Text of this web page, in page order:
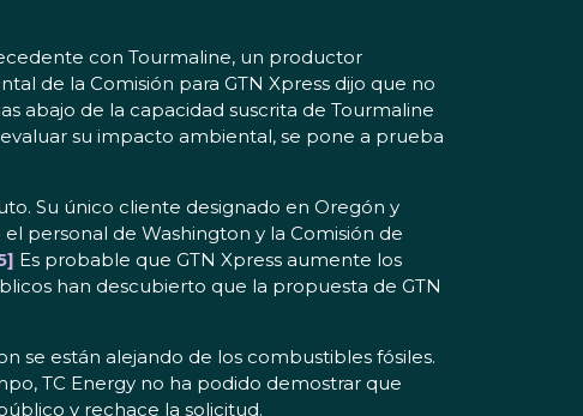
con Tourmaline, un productor
de la Comisión para GTN Xpress dijo que no
abajo de la capacidad suscrita de Tourmaline
su impacto ambiental, se pone a prueba
Su único cliente designado en Oregón y
personal de Washington y la Comisión de
Es probable que GTN Xpress aumente los
han descubierto que la propuesta de GTN
se están alejando de los combustibles fósiles.
TC Energy no ha podido demostrar que
y rechace la solicitud.